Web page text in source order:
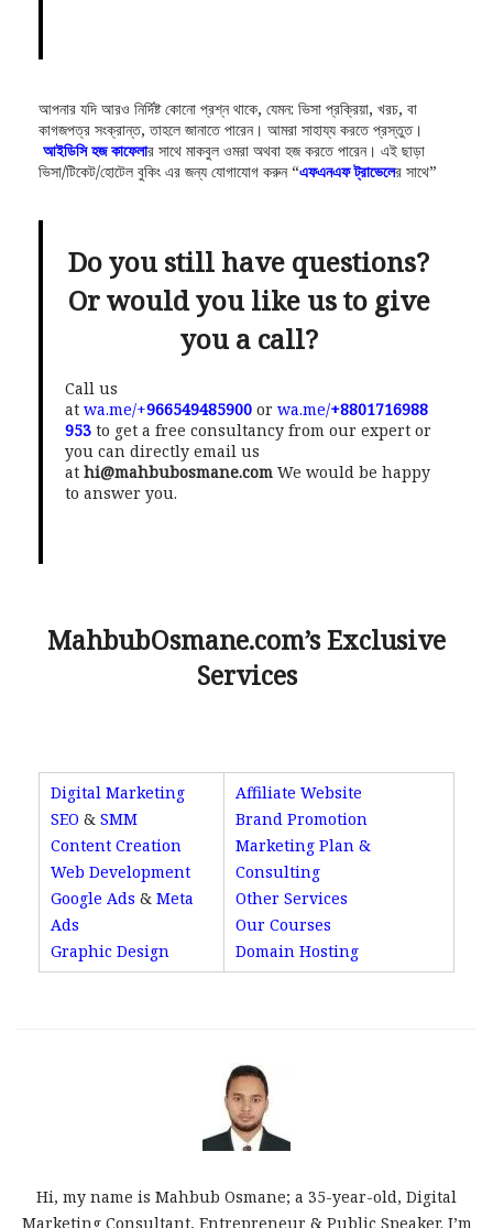
আপনার যদি আরও নির্দিষ্ট কোনো প্রশ্ন থাকে, যেমন: ভিসা প্রক্রিয়া, খরচ, বা
কাগজপত্র সংক্রান্ত, তাহলে জানাতে পারেন। আমরা সাহায্য করতে প্রস্তুত।
আইডিসি হজ কাফেলার সাথে মাকবুল ওমরা অথবা হজ করতে পারেন। এই ছাড়া
ভিসা/টিকেট/হোটেল বুকিং এর জন্য যোগাযোগ করুন “এফএনএফ ট্রাভেলের সাথে”
Do you still have questions?
Or would you like us to give
you a call?
Call us
at wa.me/+966549485900 or wa.me/+8801716988
953 to get a free consultancy from our expert or
you can directly email us
at hi@mahbubosmane.com We would be happy
to answer you.
MahbubOsmane.com’s Exclusive
Services
Digital Marketing
SEO & SMM
Content Creation
Web Development
Google Ads & Meta
Ads
Graphic Design
Affiliate Website
Brand Promotion
Marketing Plan &
Consulting
Other Services
Our Courses
Domain Hosting
Hi, my name is Mahbub Osmane; a 35-year-old, Digital
Marketing Consultant, Entrepreneur & Public Speaker. I’m